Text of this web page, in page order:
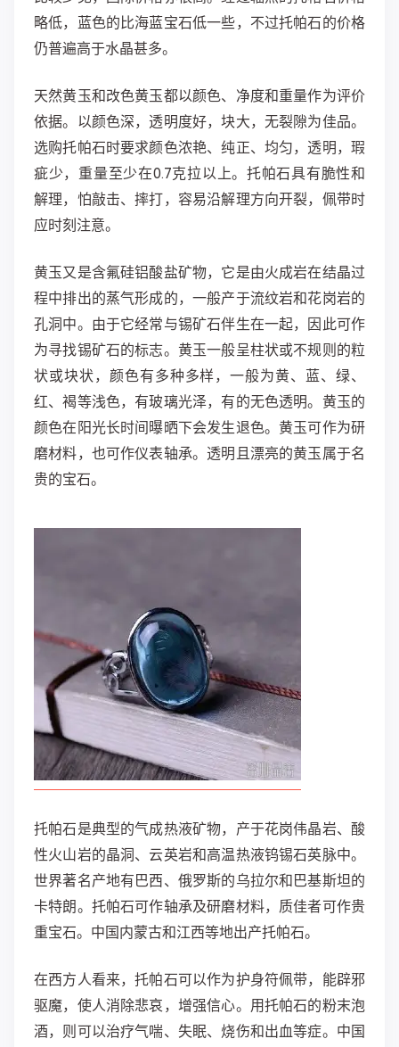
略低，蓝色的比海蓝宝石低一些，不过托帕石的价格
仍普遍高于水晶甚多。
天然黄玉和改色黄玉都以颜色、净度和重量作为评价
依据。以颜色深，透明度好，块大，无裂隙为佳品。
选购托帕石时要求颜色浓艳、纯正、均匀，透明，瑕
疵少，重量至少在0.7克拉以上。托帕石具有脆性和
解理，怕敲击、摔打，容易沿解理方向开裂，佩带时
应时刻注意。
黄玉又是含氟硅铝酸盐矿物，它是由火成岩在结晶过
程中排出的蒸气形成的，一般产于流纹岩和花岗岩的
孔洞中。由于它经常与锡矿石伴生在一起，因此可作
为寻找锡矿石的标志。黄玉一般呈柱状或不规则的粒
状或块状，颜色有多种多样，一般为黄、蓝、绿、
红、褐等浅色，有玻璃光泽，有的无色透明。黄玉的
颜色在阳光长时间曝晒下会发生退色。黄玉可作为研
磨材料，也可作仪表轴承。透明且漂亮的黄玉属于名
贵的宝石。
托帕石是典型的气成热液矿物，产于花岗伟晶岩、酸
性火山岩的晶洞、云英岩和高温热液钨锡石英脉中。
世界著名产地有巴西、俄罗斯的乌拉尔和巴基斯坦的
卡特朗。托帕石可作轴承及研磨材料，质佳者可作贵
重宝石。中国内蒙古和江西等地出产托帕石。
在西方人看来，托帕石可以作为护身符佩带，能辟邪
驱魔，使人消除悲哀，增强信心。用托帕石的粉末泡
酒，则可以治疗气喘、失眠、烧伤和出血等症。中国